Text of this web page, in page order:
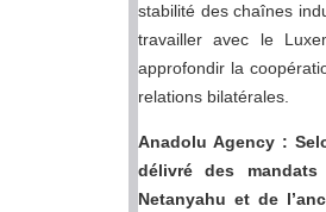
stabilité des chaînes
travailler avec le
approfondir la
relations bilatérales.
Anadolu Agency :
délivré des mandats
Netanyahu et de